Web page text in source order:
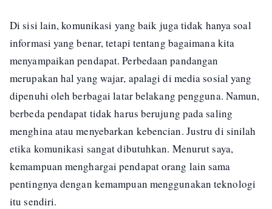
Di sisi lain, komunikasi yang baik juga tidak hanya soal
informasi yang benar, tetapi tentang bagaimana kita
menyampaikan pendapat. Perbedaan pandangan
merupakan hal yang wajar, apalagi di media sosial yang
dipenuhi oleh berbagai latar belakang pengguna. Namun,
berbeda pendapat tidak harus berujung pada saling
menghina atau menyebarkan kebencian. Justru di sinilah
etika komunikasi sangat dibutuhkan. Menurut saya,
kemampuan menghargai pendapat orang lain sama
pentingnya dengan kemampuan menggunakan teknologi
itu sendiri.